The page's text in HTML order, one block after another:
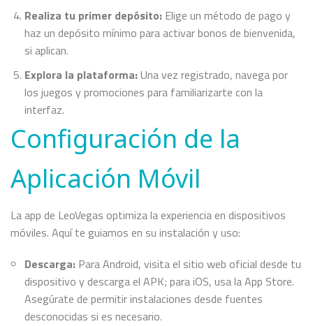
Realiza tu primer depósito: Elige un método de pago y
haz un depósito mínimo para activar bonos de bienvenida,
si aplican.
Explora la plataforma: Una vez registrado, navega por
los juegos y promociones para familiarizarte con la
interfaz.
Configuración de la
Aplicación Móvil
La app de LeoVegas optimiza la experiencia en dispositivos
móviles. Aquí te guiamos en su instalación y uso:
Descarga: Para Android, visita el sitio web oficial desde tu
dispositivo y descarga el APK; para iOS, usa la App Store.
Asegúrate de permitir instalaciones desde fuentes
desconocidas si es necesario.